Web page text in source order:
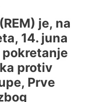
je, na
14. juna
protiv
Prve